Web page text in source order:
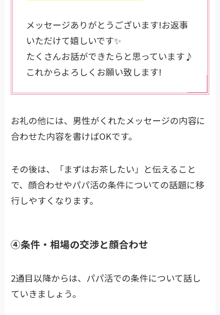
メッセージありがとうございます!お返事
いただけて嬉しいです✨
たくさんお話ができたらと思っています♪
これからよろしくお願い致します!
お礼の他には、男性がくれたメッセージの内容に
合わせた内容を書けばOKです。
その後は、「まずはお茶したい」と伝えること
で、顔合わせやパパ活の条件についての話題に移
行しやすくなります。
④条件・相場の交渉と顔合わせ
2通目以降からは、パパ活での条件について話し
ていきましょう。